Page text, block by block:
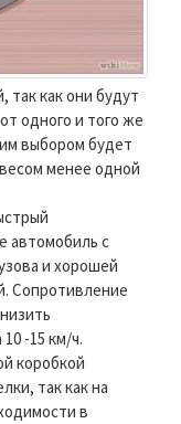
так как они будут
одного и того же
выбором будет
менее одной
автомобиль с
и хорошей
Сопротивление
-15 км/ч.
коробкой
так как на
в